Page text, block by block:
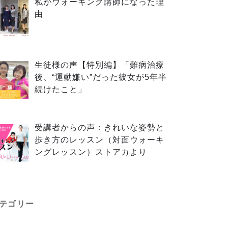
由
生徒様の声【特別編】「難病治療
後、“運動嫌い”だった彼女が5年半
続けたこと」
受講者からの声：きれいな姿勢と
歩き方のレッスン（対面ウォーキ
ングレッスン）ストアカより
ゴリー